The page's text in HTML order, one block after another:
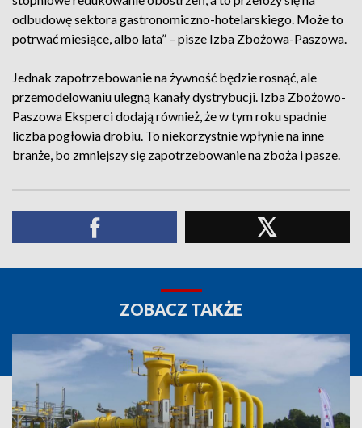
odbudowę sektora gastronomiczno-hotelarskiego. Może to
potrwać miesiące, albo lata” – pisze Izba Zbożowa-Paszowa.
Jednak zapotrzebowanie na żywność będzie rosnąć, ale
przemodelowaniu ulegną kanały dystrybucji. Izba Zbożowo-
Paszowa Eksperci dodają również, że w tym roku spadnie
liczba pogłowia drobiu. To niekorzystnie wpłynie na inne
branże, bo zmniejszy się zapotrzebowanie na zboża i pasze.
ZOBACZ TAKŻE